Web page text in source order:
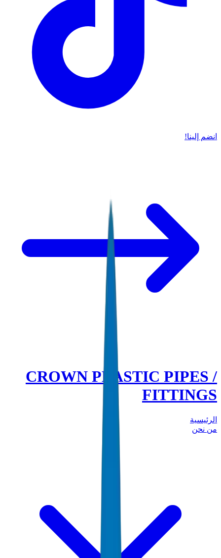
انضم إلينا!
CROWN PLASTIC PIPES /
FITTINGS
الرئيسية
من نحن